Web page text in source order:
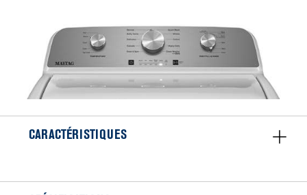
CARACTÉRISTIQUES